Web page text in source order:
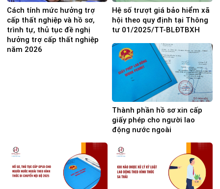
Cách tính mức hưởng trợ
cấp thất nghiệp và hồ sơ,
trình tự, thủ tục đề nghị
hưởng trợ cấp thất nghiệp
năm 2026
Hệ số trượt giá bảo hiểm xã
hội theo quy định tại Thông
tư 01/2025/TT-BLĐTBXH
Thành phần hồ sơ xin cấp
giấy phép cho người lao
động nước ngoài